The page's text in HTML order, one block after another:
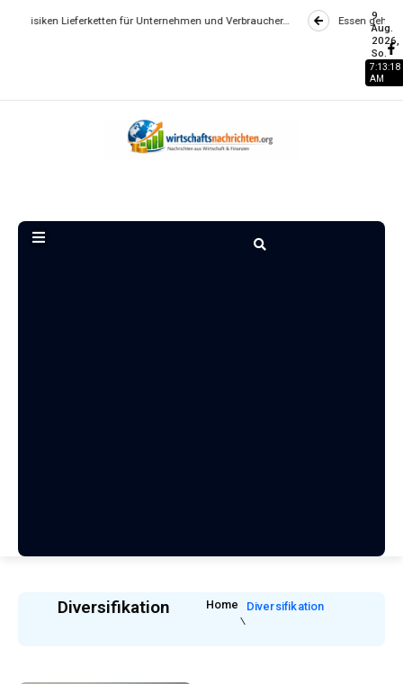
für Unternehmen und Verbraucher… Essen gehen wird zum
9
Aug.
2026,
So.
7:13:19
AM
Diversifikation Home Diversifikation